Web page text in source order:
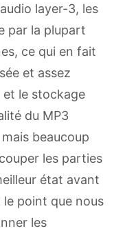
layer-3, les
par la plupart
ce qui en fait
et assez
et le stockage
du MP3
beaucoup
les parties
état avant
le point que nous
les